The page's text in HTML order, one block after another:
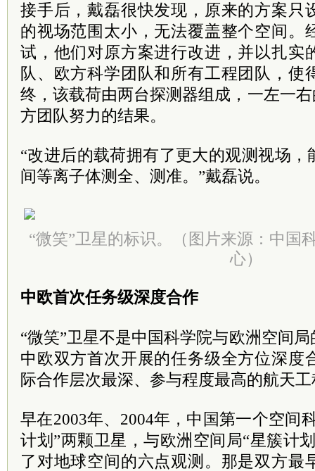
接手后，戴磊很快发现，原来的方案只
的视场范围太小，无法覆盖整个空间。
试，他们对原方案进行改进，并以扎实
队、欧方科学团队和所有工程团队，使
终，该载荷由两台探测器组成，一左一
方团队努力的结果。
“改进后的载荷拥有了更大的观测视场
间等离子体测全、测准。”戴磊说。
“微笑”卫星的标识。（ 图片来源：中国
心）
中欧首次任务级深度合作
“微笑”卫星不是中国科学院与欧洲空间
中欧双方首次开展的任务级全方位深度
际合作层次最深、参与程度最高的航天
早在2003年、2004年，中国第一个空
计划”两颗卫星，与欧洲空间局“星簇计
了对地球空间的六点观测。那是双方最